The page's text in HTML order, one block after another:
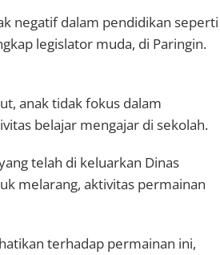
negatif dalam pendidikan seperti
legislator muda, di Paringin.
anak tidak fokus dalam
belajar mengajar di sekolah.
telah di keluarkan Dinas
melarang, aktivitas permainan
terhadap permainan ini,